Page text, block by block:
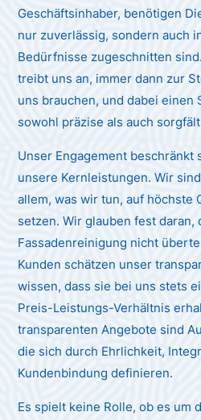
Geschäftsinhaber, benötigen
nur zuverlässig, sondern auch
Bedürfnisse zugeschnitten
treibt uns an, immer dann zur
uns brauchen, und dabei einen
sowohl präzise als auch
Unser Engagement beschränkt
unsere Kernleistungen. Wir
allem, was wir tun, auf höchste
setzen. Wir glauben fest daran,
Fassadenreinigung nicht
Kunden schätzen unser
wissen, dass sie bei uns stets
Preis-Leistungs-Verhältnis
transparenten Angebote sind
die sich durch Ehrlichkeit,
Kundenbindung definieren.
Es spielt keine Rolle, ob es um